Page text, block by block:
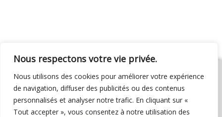
Nous respectons votre vie privée.
Nous utilisons des cookies pour améliorer votre expérience
de navigation, diffuser des publicités ou des contenus
personnalisés et analyser notre trafic. En cliquant sur «
Tout accepter », vous consentez à notre utilisation des
01 69 31 72 10 01 69 31 37 31
Nous contacter